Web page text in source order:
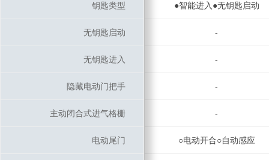
钥匙类型 ●智能进入●无钥匙启动
无钥匙启动 -
无钥匙进入 -
隐藏电动门把手 -
主动闭合式进气格栅 -
电动尾门 ○电动开合○自动感应
钥匙类型
无钥匙启动
无钥匙进入
隐藏电动门把手
主动闭合式进气格栅
电动尾门